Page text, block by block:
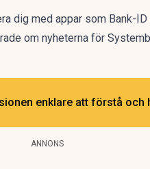
dig med appar som Bank-
om nyheterna för
enklare att förstå och
ANNONS